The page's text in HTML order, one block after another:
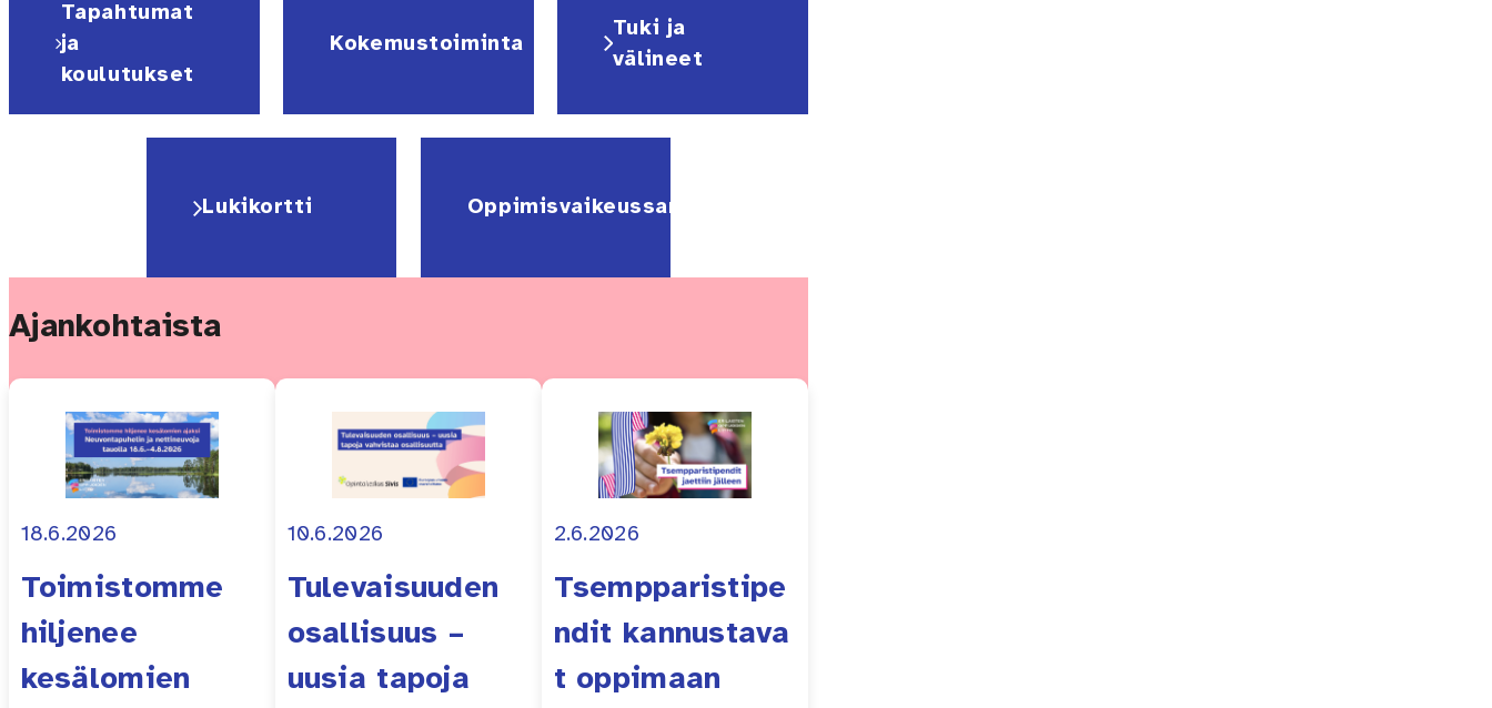
Tapahtumat
ja
koulutukset
Kokemustoiminta
Tuki ja
välineet
Lukikortti Oppimisvaikeussanasto
Ajankohtaista
18.6.2026
Toimistomme
hiljenee
kesälomien
10.6.2026
Tulevaisuuden
osallisuus –
uusia tapoja
2.6.2026
Tsempparistipe
ndit kannustava
t oppimaan